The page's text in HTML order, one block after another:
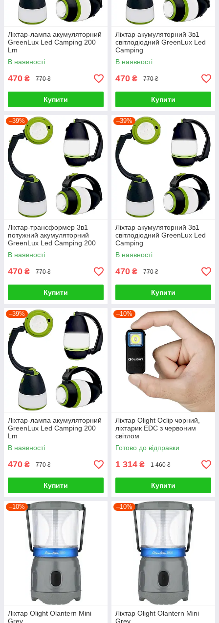
Ліхтар-лампа акумуляторний
GreenLux Led Camping 200
Lm
В наявності
470 ₴ 770 ₴
Купити
Ліхтар акумуляторний 3в1
світлодіодний GreenLux Led
Camping
В наявності
470 ₴ 770 ₴
Купити
–39%
Ліхтар-трансформер 3в1
потужний акумуляторний
GreenLux Led Camping 200
Lm
В наявності
470 ₴ 770 ₴
Купити
–39%
Ліхтар акумуляторний 3в1
світлодіодний GreenLux Led
Camping
В наявності
470 ₴ 770 ₴
Купити
–39%
Ліхтар-лампа акумуляторний
GreenLux Led Camping 200
Lm
В наявності
470 ₴ 770 ₴
Купити
–10%
Ліхтар Olight Oclip чорний,
ліхтарик EDC з червоним
світлом
Готово до відправки
1 314 ₴ 1 460 ₴
Купити
–10%
Ліхтар Olight Olantern Mini
Grey
–10%
Ліхтар Olight Olantern Mini
Grey